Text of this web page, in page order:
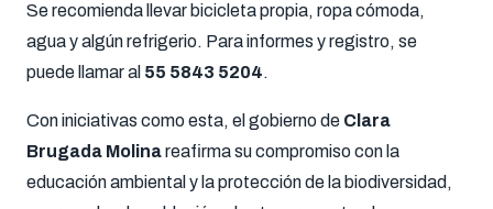
Se recomienda llevar bicicleta propia, ropa cómoda,
agua y algún refrigerio. Para informes y registro, se
puede llamar al 55 5843 5204.
Con iniciativas como esta, el gobierno de Clara
Brugada Molinareafirma su compromiso con la
educación ambiental y la protección de la biodiversidad,